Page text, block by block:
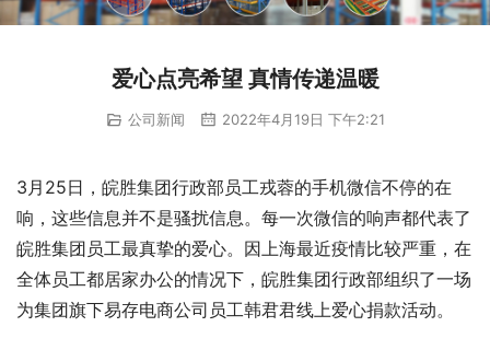
爱心点亮希望 真情传递温暖
公司新闻 2022年4月19日 下午2:21
3月25日，皖胜集团行政部员工戎蓉的手机微信不停的在
响，这些信息并不是骚扰信息。每一次微信的响声都代表了
皖胜集团员工最真挚的爱心。因上海最近疫情比较严重，在
全体员工都居家办公的情况下，皖胜集团行政部组织了一场
为集团旗下易存电商公司员工韩君君线上爱心捐款活动。